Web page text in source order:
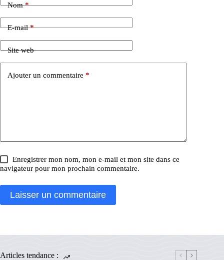
Nom*
E-mail*
Site web
Ajouter un commentaire *
Enregistrer mon nom, mon e-mail et mon site dans ce
navigateur pour mon prochain commentaire.
Laisser un commentaire
Articles tendance :